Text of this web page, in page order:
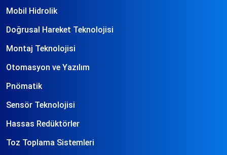
Mobil Hidrolik
Doğrusal Hareket Teknolojisi
Montaj Teknolojisi
Otomasyon ve Yazılım
Pnömatik
Sensör Teknolojisi
Hassas Redüktörler
Toz Toplama Sistemleri